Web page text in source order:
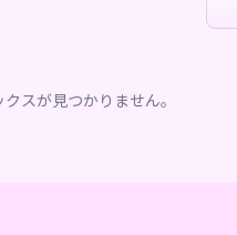
スが見つかりません。